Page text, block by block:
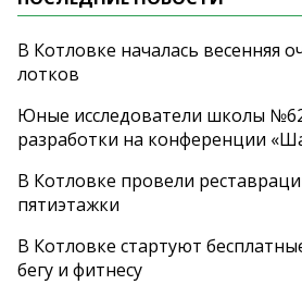
В Котловке началась весенняя
лотков
Юные исследователи школы
разработки на конференции
В Котловке провели
пятиэтажки
В Котловке стартуют
бегу и фитнесу